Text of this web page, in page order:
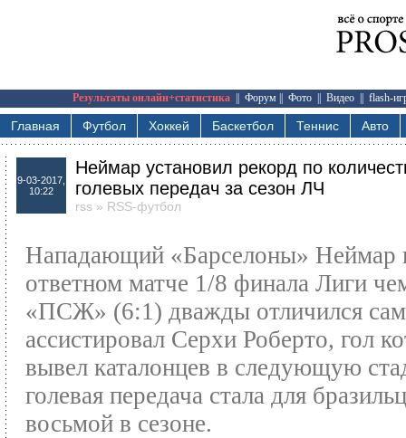
Результаты онлайн+статистика Форум Фото Видео flash-
Главная Футбол Хоккей Баскетбол Теннис Авто
9-03-2017,
10:22
Неймар установил рекорд по
голевых передач за сезон ЛЧ
rss » RSS-футбол
Нападающий «Барселоны» Неймар
ответном матче 1/8 финала Лиги
«ПСЖ» (6:1) дважды отличился
ассистировал Серхи Роберто, гол
вывел каталонцев в следующую
голевая передача стала для
восьмой в сезоне.